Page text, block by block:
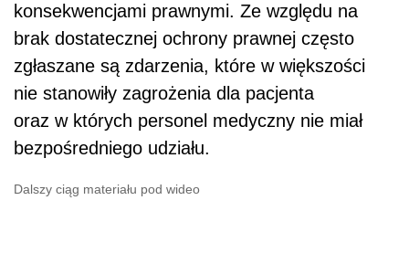
konsekwencjami prawnymi. Ze względu na
brak dostatecznej ochrony prawnej często
zgłaszane są zdarzenia, które w większości
nie stanowiły zagrożenia dla pacjenta
oraz w których personel medyczny nie miał
bezpośredniego udziału.
Dalszy ciąg materiału pod wideo